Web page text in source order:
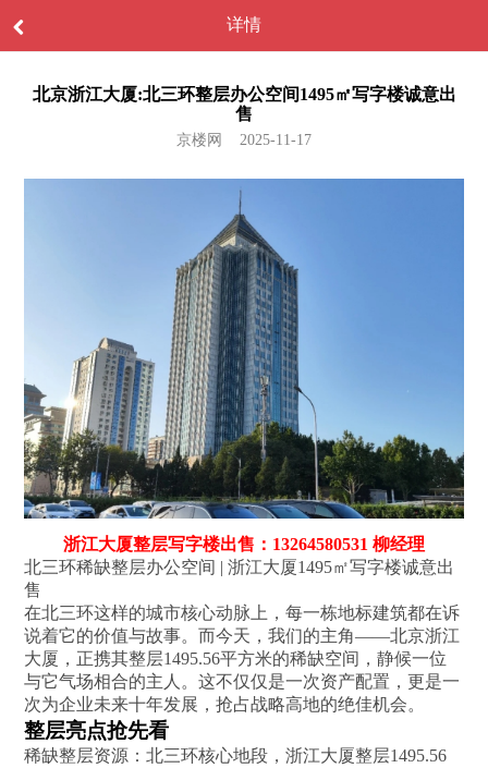
详情
北京浙江大厦:北三环整层办公空间1495㎡写字楼诚意出
售‌
京楼网 2025-11-17
浙江大厦整层写字楼出售：13264580531 柳经理
北三环稀缺整层办公空间 | 浙江大厦1495㎡写字楼诚意出
售‌
在北三环这样的城市核心动脉上，每一栋地标建筑都在诉
说着它的价值与故事。而今天，我们的主角——北京浙江
大厦，正携其整层1495.56平方米的稀缺空间，静候一位
与它气场相合的主人。这不仅仅是一次资产配置，更是一
次为企业未来十年发展，抢占战略高地的绝佳机会。
整层亮点抢先看‌
稀缺整层资源‌：北三环核心地段，浙江大厦整层1495.56